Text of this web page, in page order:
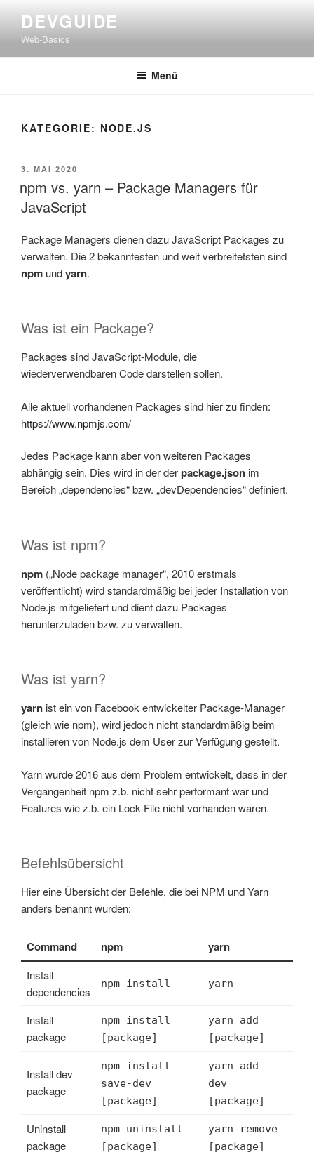
springen
DEVGUIDE
Web-Basics
Menü
KATEGORIE: NODE.JS
VERÖFFENTLICHT
3. MAI 2020
npm vs. yarn – Package Managers für
JavaScript
Package Managers dienen dazu JavaScript Packages zu
verwalten. Die 2 bekanntesten und weit verbreitetsten sind
npm undyarn.
Was ist ein Package?
Packages sind JavaScript-Module, die
wiederverwendbaren Code darstellen sollen.
Alle aktuell vorhandenen Packages sind hier zu finden:
https://www.npmjs.com/
Jedes Package kann aber von weiteren Packages
abhängig sein. Dies wird in der derpackage.json im
Bereich „dependencies“ bzw. „devDependencies“ definiert.
Was ist npm?
npm („Node package manager“, 2010 erstmals
veröffentlicht) wird standardmäßig bei jeder Installation von
Node.js mitgeliefert und dient dazu Packages
herunterzuladen bzw. zu verwalten.
Was ist yarn?
yarn ist ein von Facebook entwickelter Package-Manager
(gleich wie npm), wird jedoch nicht standardmäßig beim
installieren von Node.js dem User zur Verfügung gestellt.
Yarn wurde 2016 aus dem Problem entwickelt, dass in der
Vergangenheit npm z.b. nicht sehr performant war und
Features wie z.b. ein Lock-File nicht vorhanden waren.
Befehlsübersicht
Hier eine Übersicht der Befehle, die bei NPM und Yarn
anders benannt wurden:
Command npm yarn
Install
dependencies
npm install yarn
Install
package
npm install
[package]
yarn add
[package]
Install dev
package
npm install --
save-dev
[package]
yarn add --
dev
[package]
Uninstall
package
npm uninstall
[package]
yarn remove
[package]